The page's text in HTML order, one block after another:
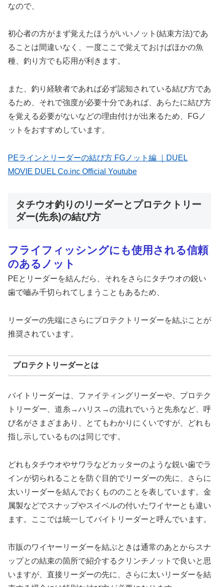
なので、
初心者の方がまず覚えたほうがいいノット(結束方法)であ
ることは間違いなく、一度ここで覚えておけばほかの魚
種、釣り方でも応用が利きます。
また、釣り経験者であれば必ず認知されている結び方であ
るため、それで強度が必要十分であれば、あらたに結び方
を覚える必要がないなどの理由付けが出来るため、FGノ
ットをおすすめしています。
PEラインとリーダーの結び方 FGノット編 ｜DUEL
MOVIE DUEL Co.inc Official Youtube
タチウオ釣りのリーダーとプロテクトリー
ダー(先糸)の結び方
フライフィッシングにも使用される信頼
のあるノット
PEとリーダーを結んだら、それをさらにタチウオの鋭い
歯で嚙み千切られてしまうこともあるため、
リーダーの先端にさらにプロテクトリーダーを結ぶことが
推奨されています。
プロテクトリーダーとは
バイトリーダーは、ファイティングリーダーや、プロテク
トリーダー、道糸→ハリス→の流れでいうと先糸など、呼
び名がさまざまあり、とてもわかりにくいですが、どれも
指し示しているものは同じです。
どれもタチウオやサワラなどカッターのような鋭い歯でラ
インが切られることを防ぐ目的でリーダーの先に、さらに
太いリーダーを結んでおくもののことを表しています。金
属製などでスナップやスイベルの付いたワイヤーとも違い
ます。ここでは統一してバイトリーダーと呼んでいます。
市販のワイヤーリーダーを結ぶときは通常のあとからスナ
ップとの結束の箇所で紹介するクリンチノットで良いと思
いますが、直接リーダーの先に、さらに太いリーダーを結